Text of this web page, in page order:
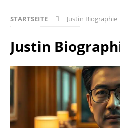
STARTSEITE Justin Biographie
Justin